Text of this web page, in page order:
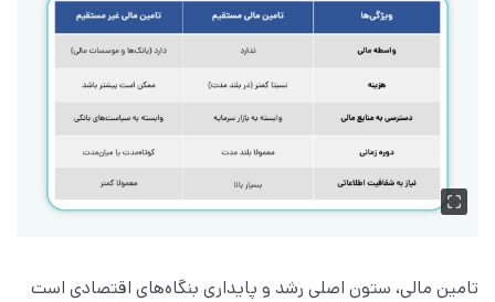
تامین مالی، ستون اصلی رشد و پایداری بنگاه‌های اقتصادی است